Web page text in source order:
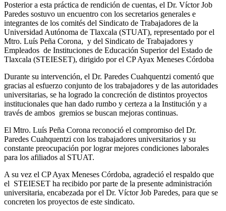
Posterior a esta práctica de rendición de cuentas, el Dr. Víctor Job
Paredes sostuvo un encuentro con los secretarios generales e
integrantes de los comités del Sindicato de Trabajadores de la
Universidad Autónoma de Tlaxcala (STUAT), representado por el
Mtro. Luís Peña Corona, y del Sindicato de Trabajadores y
Empleados de Instituciones de Educación Superior del Estado de
Tlaxcala (STEIESET), dirigido por el CP Ayax Meneses Córdoba
Durante su intervención, el Dr. Paredes Cuahquentzi comentó que
gracias al esfuerzo conjunto de los trabajadores y de las autoridades
universitarias, se ha logrado la concreción de distintos proyectos
institucionales que han dado rumbo y certeza a la Institución y a
través de ambos gremios se buscan mejoras continuas.
El Mtro. Luís Peña Corona reconoció el compromiso del Dr.
Paredes Cuahquentzi con los trabajadores universitarios y su
constante preocupación por lograr mejores condiciones laborales
para los afiliados al STUAT.
A su vez el CP Ayax Meneses Córdoba, agradeció el respaldo que
el STEIESET ha recibido por parte de la presente administración
universitaria, encabezada por el Dr. Víctor Job Paredes, para que se
concreten los proyectos de este sindicato.